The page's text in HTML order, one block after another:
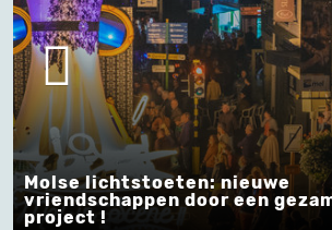
lichtstoeten: nieuwe
door een
!